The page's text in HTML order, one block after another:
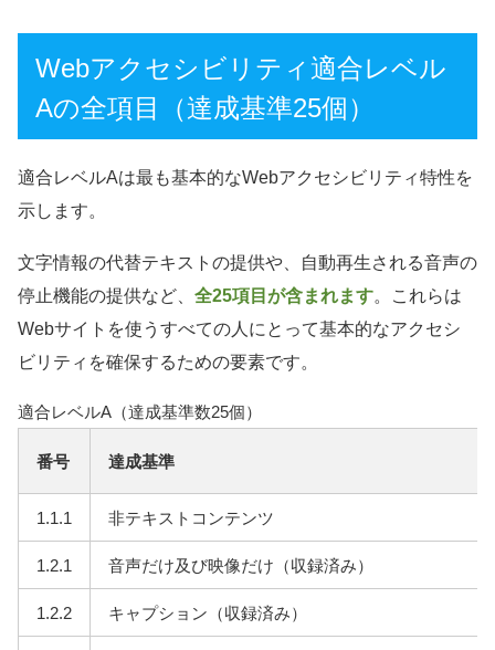
Webアクセシビリティ適合レベル
Aの全項目（達成基準25個）
適合レベルAは最も基本的なWebアクセシビリティ特性を
示します。
文字情報の代替テキストの提供や、自動再生される音声の
停止機能の提供など、 全25項目が含まれます。これらは
Webサイトを使うすべての人にとって基本的なアクセシ
ビリティを確保するための要素です。
適合レベルA（達成基準数25個）
番号 達成基準
1.1.1 非テキストコンテンツ
1.2.1 音声だけ及び映像だけ（収録済み）
1.2.2 キャプション（収録済み）